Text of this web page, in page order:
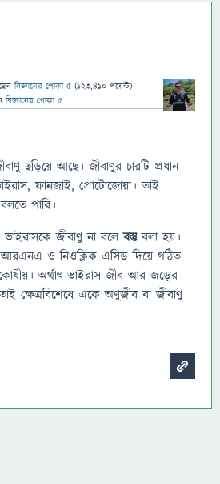
বিজ্ঞানের পোকা ৫ (123,410 পয়েন্ট)
বিজ্ঞানের পোকা ৫
ছড়িয়ে আছে। জীবাণুর চারটি প্রধান
ফানজাই, প্রোটোজোয়া। তাই
পারি।
ভাইরাসকে জীবাণু না বলেবস্তুবলা হয়।
ও নিওক্লিক এসিড দিয়ে গঠিত
অর্থাৎ ভাইরাস জীব আর জড়ের
ক্ষেত্রবিশেষে একে অণুজীব বা জীবাণু